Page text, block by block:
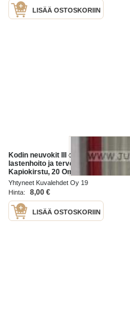
LISÄÄ OSTOSKORIIN
Kodin neuvokit III ompelutyöt,
lastenhoito ja terveys; 4
Kapiokirstu, 20 Ompelen pukuni
itse, Odotuskuukaudet, 6
Pallerosta koluikään, 8 Kodin
terveys -yhteissidos
Yhtyneet Kuvalehdet Oy 19
Hinta:
8,00 €
LISÄÄ OSTOSKORIIN